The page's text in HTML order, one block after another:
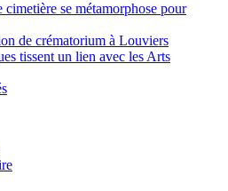
se métamorphose pour
de crématorium à Louviers
tissent un lien avec les Arts